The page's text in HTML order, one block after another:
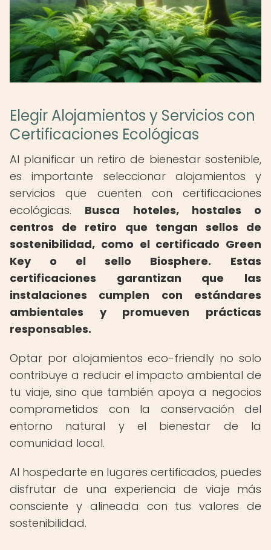
Elegir Alojamientos y Servicios con
Certificaciones Ecológicas
Al planificar un retiro de bienestar sostenible,
es importante seleccionar alojamientos y
servicios que cuenten con certificaciones
ecológicas. Busca hoteles, hostales o
centros de retiro que tengan sellos de
sostenibilidad, como el certificado Green
Key o el sello Biosphere.
Estas
certificaciones garantizan que las
instalaciones cumplen con estándares
ambientales y promueven prácticas
responsables.
Optar por alojamientos eco-friendly no solo
contribuye a reducir el impacto ambiental de
tu viaje, sino que también apoya a negocios
comprometidos con la conservación del
entorno natural y el bienestar de la
comunidad local.
Al hospedarte en lugares certificados, puedes
disfrutar de una experiencia de viaje más
consciente y alineada con tus valores de
sostenibilidad.